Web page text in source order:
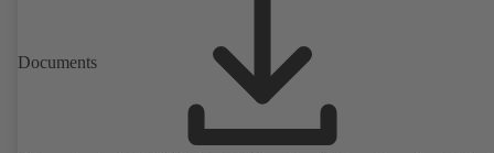
Documents